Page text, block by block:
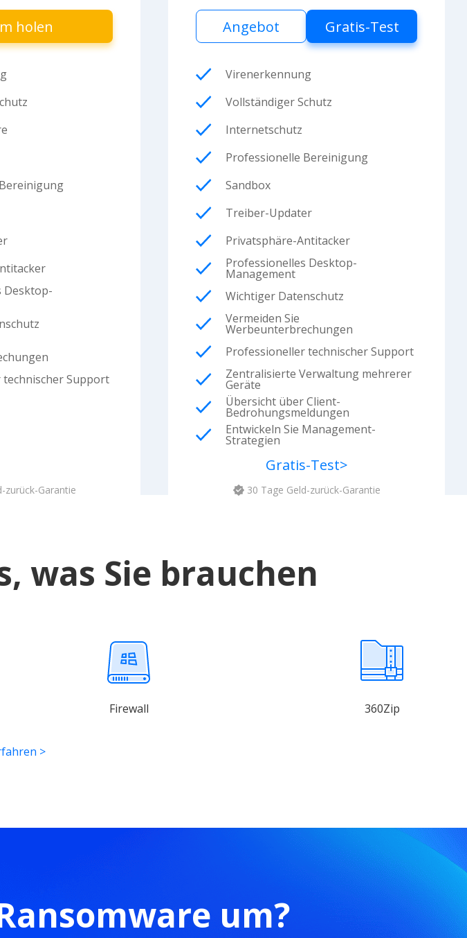
holen
Desktop-
Support
zurück-Garantie
Angebot Gratis-Test
Virenerkennung
Vollständiger Schutz
Internetschutz
Professionelle Bereinigung
Sandbox
Treiber-Updater
Privatsphäre-Antitacker
Professionelles Desktop-
Management
Wichtiger Datenschutz
Vermeiden Sie
Werbeunterbrechungen
Professioneller technischer Support
Zentralisierte Verwaltung mehrerer
Geräte
Übersicht über Client-
Bedrohungsmeldungen
Entwickeln Sie Management-
Strategien
Gratis-Test>
30 Tage Geld-zurück-Garantie
was Sie brauchen
Firewall 360Zip
>
um?